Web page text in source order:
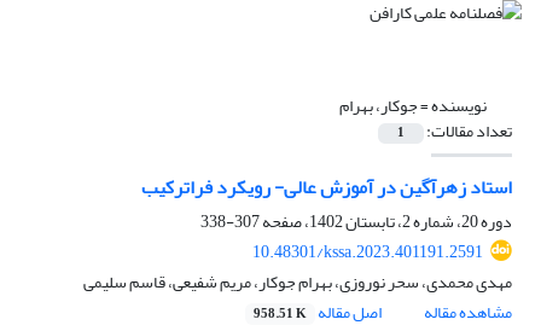
نویسنده =جوکار، بهرام
تعداد مقالات: 1
استاد زهرآگین در آموزش عالی- رویکرد فراترکیب
دوره 20، شماره 2، تابستان 1402، صفحه
307-338
10.48301/kssa.2023.401191.2591
مهدی محمدی، سحر نوروزی، بهرام جوکار، مریم شفیعی، قاسم سلیمی
مشاهده مقاله
اصل مقاله 958.51 K